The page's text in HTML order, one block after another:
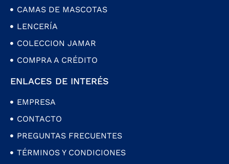
CAMAS DE MASCOTAS
LENCERÍA
COLECCION JAMAR
COMPRA A CRÉDITO
ENLACES DE INTERÉS
EMPRESA
CONTACTO
PREGUNTAS FRECUENTES
TÉRMINOS Y CONDICIONES